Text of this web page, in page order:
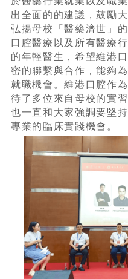
出全面的的建議，鼓勵
弘揚母校「醫藥濟世」
口腔醫療以及所有醫療
的年輕醫生，希望維港
密的聯繫與合作，能夠
就職機會。維港口腔作
待了多位來自母校的實
也一直和大家強調要堅
專業的臨床實踐機會。